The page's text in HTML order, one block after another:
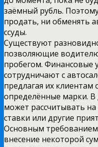
заёмный рубль.
продать, ни обменять
ссуды.
Существуют
позволяющие
пробегом. Финансовые
сотрудничают с
предлагая их клиентам
определённые марки.
может рассчитывать
ставки или другие
Основным требованием
внесение некоторой